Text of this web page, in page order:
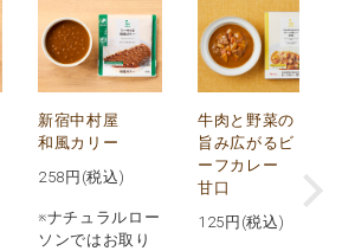
新宿中村屋
和風カリー
258 円(税込)
※ナチュラルロー
ソンではお取り
牛肉と野菜の
旨み広がるビ
ーフカレー
甘口
125 円(税込)